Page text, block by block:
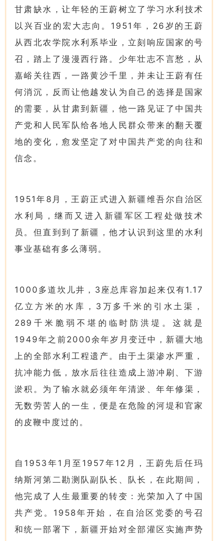
甘肃缺水，让年轻的王蔚树立了学习水利技术
以兴百业的宏大志向。1951年，26岁的王蔚
从西北农学院水利系毕业，立刻响应国家的号
召，踏上了漫漫西行路。少年壮志不言愁，从
嘉峪关往西，一路黄沙千里，并未让王蔚有任
何消沉，反而让他越发认为自己的选择是国家
的需要，从甘肃到新疆，他一路见证了中国共
产党和人民军队给各地人民群众带来的翻天覆
地的变化，愈发坚定了对中国共产党的向往和
信念。
1951年8月，王蔚正式进入新疆维吾尔自治区
水利局，继而又进入新疆军区工程处做技术
员。但直到到了新疆，他才认识到这里的水利
事业基础有多么薄弱。
1000多道坎儿井，3座总库容加起来仅有1.17
亿立方米的水库，3万多千米的引水土渠，
289千米脆弱不堪的临时防洪堤。这就是
1949年之前2000余年岁月变迁中，新疆大地
上的全部水利工程遗产。由于土渠渗水严重，
抗冲能力低，放水后往往造成上游冲刷、下游
淤积。为了输水就必须年年清淤、年年修渠，
无数劳苦人的一生，便是在危险的河堤和官家
的皮鞭中度过的。
自1953年1月至1957年12月，王蔚先后任玛
纳斯河第二勘测队副队长、队长，在此期间，
他完成了人生最重要的转变：光荣加入了中国
共产党。1958年开始，在自治区党委的号召
和统一部署下，新疆开始对全部灌区实施声势